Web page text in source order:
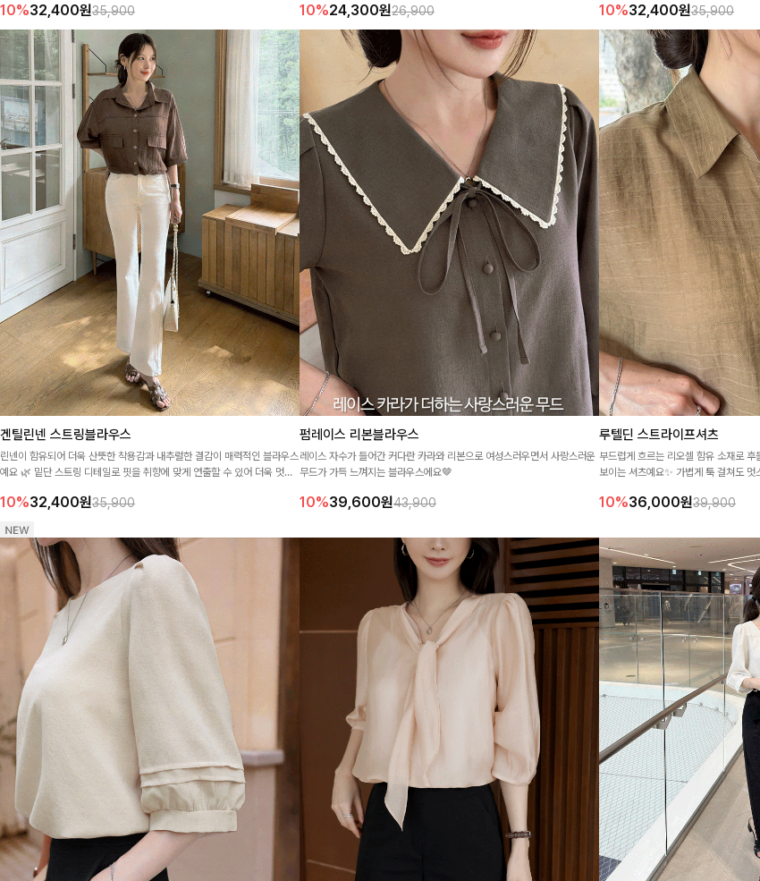
10%32,400원35,900 10%24,300원26,900 10%32,400원35,900
겐틸린넨 스트링블라우스
린넨이 함유되어 더욱 산뜻한 착용감과 내추럴한 결감이 매력적인 블라우스
예요 🌿 밑단 스트링 디테일로 핏을 취향에 맞게 연출할 수 있어 더욱 멋스
10%32,400원35,900
펌레이스 리본블라우스
레이스 자수가 들어간 커다란 카라와 리본으로 여성스러우면서 사랑스러운
무드가 가득 느껴지는 블라우스에요🤎
10%39,600원43,900
루텔딘 스트라이프셔츠
부드럽게 흐르는 리오셀 함유 소재로
보이는 셔츠예요✨ 가볍게 툭 걸쳐도
데일리로 자주 손이 갈 아이템이랍니다!
10%36,000원39,900